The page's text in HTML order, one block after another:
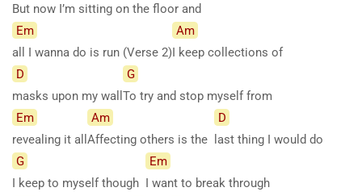
But now I’m sitting on the floor and
Em
all I wanna do is run (Verse 2)
Am
I keep collections of
D
masks upon my wall
G
To try and stop myself from
Em
revealing it all
Am
Affecting others is the
D
last thing I would do
G
I keep to myself though
Em
I want to break through